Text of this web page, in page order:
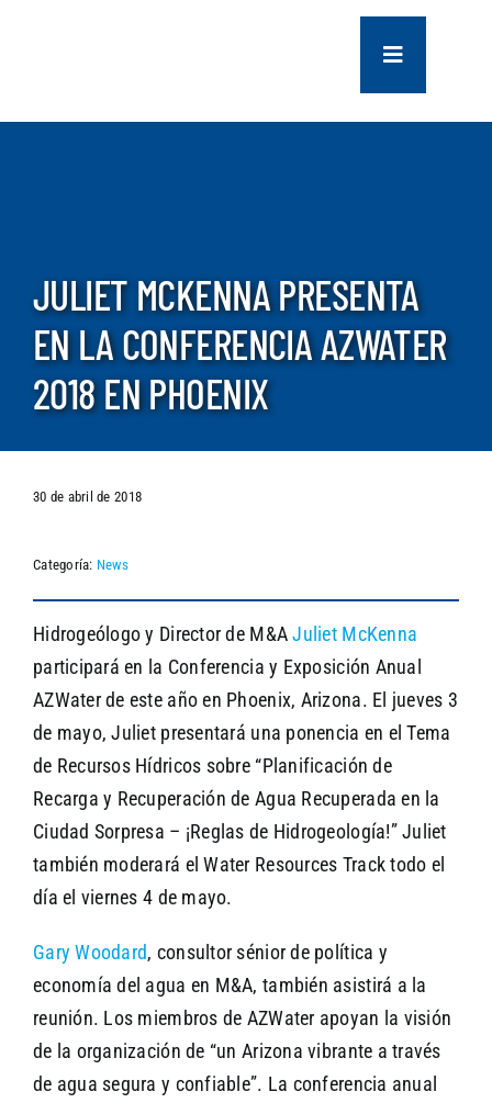
Navegación
de
palanca
COMPANY
PROJECTS
CONTACT US
JULIET MCKENNA PRESENTA
EN LA CONFERENCIA AZWATER
2018 EN PHOENIX
30 de abril de 2018
Categoría: News
Hidrogeólogo y Director de M&AJuliet McKenna
participará en la Conferencia y Exposición Anual
AZWater de este año en Phoenix, Arizona. El jueves 3
de mayo, Juliet presentará una ponencia en el Tema
de Recursos Hídricos sobre “Planificación de
Recarga y Recuperación de Agua Recuperada en la
Ciudad Sorpresa – ¡Reglas de Hidrogeología!” Juliet
también moderará el Water Resources Track todo el
día el viernes 4 de mayo.
Gary Woodard, consultor sénior de política y
economía del agua en M&A, también asistirá a la
reunión. Los miembros de AZWater apoyan la visión
de la organización de “un Arizona vibrante a través
de agua segura y confiable”. La conferencia anual